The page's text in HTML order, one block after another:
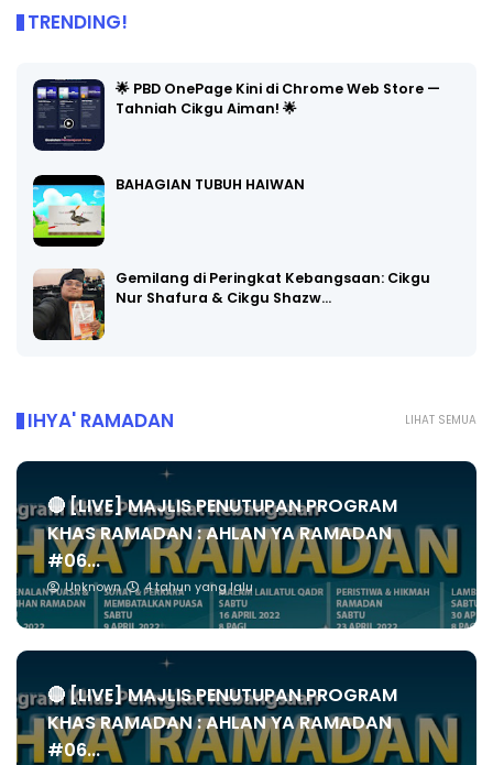
TRENDING!
🌟 PBD OnePage Kini di Chrome Web Store —
Tahniah Cikgu Aiman! 🌟
BAHAGIAN TUBUH HAIWAN
Gemilang di Peringkat Kebangsaan: Cikgu
Nur Shafura & Cikgu Shazw…
LIHAT SEMUA
IHYA' RAMADAN
🔴 [LIVE] MAJLIS PENUTUPAN PROGRAM
KHAS RAMADAN : AHLAN YA RAMADAN
#06...
Unknown 4 tahun yang lalu
🔴 [LIVE] MAJLIS PENUTUPAN PROGRAM
KHAS RAMADAN : AHLAN YA RAMADAN
#06...